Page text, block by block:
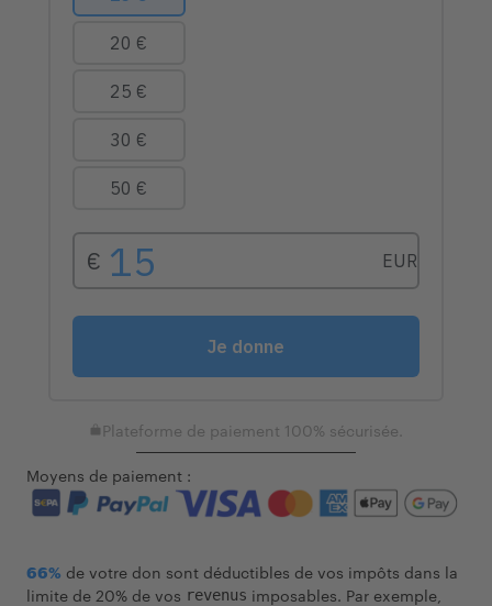
Plateforme de paiement 100% sécurisée.
Moyens de paiement :
66% de votre don sont déductibles de vos impôts dans la
limite de 20% de vos revenus imposables. Par exemple,